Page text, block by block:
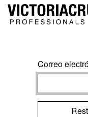
Ir al contenido
Correo